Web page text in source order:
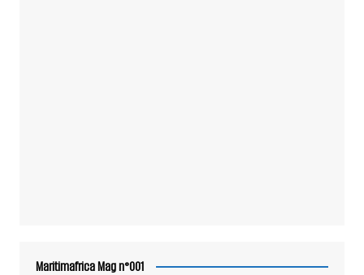
Maritimafrica Mag n°001